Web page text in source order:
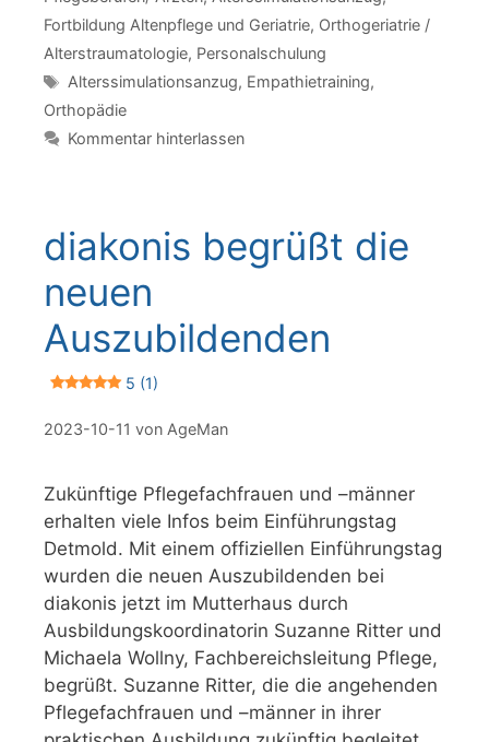
Fortbildung Altenpflege und Geriatrie, Orthogeriatrie /
Alterstraumatologie, Personalschulung
Schlagwörter
Alterssimulationsanzug, Empathietraining,
Orthopädie
Kommentar hinterlassen
diakonis begrüßt die
neuen
Auszubildenden
5 (1)
2023-10-11 von AgeMan
Zukünftige Pflegefachfrauen und –männer
erhalten viele Infos beim Einführungstag
Detmold. Mit einem offiziellen Einführungstag
wurden die neuen Auszubildenden bei
diakonis jetzt im Mutterhaus durch
Ausbildungskoordinatorin Suzanne Ritter und
Michaela Wollny, Fachbereichsleitung Pflege,
begrüßt. Suzanne Ritter, die die angehenden
Pflegefachfrauen und –männer in ihrer